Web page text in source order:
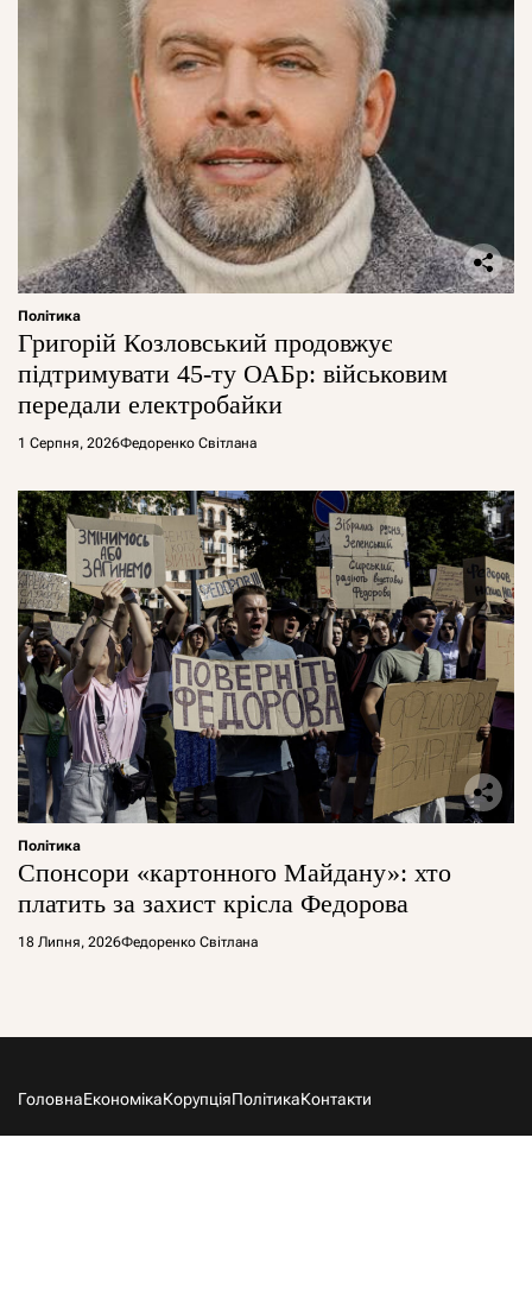
Політика
Григорій Козловський продовжує
підтримувати 45-ту ОАБр: військовим
передали електробайки
1 Серпня, 2026Федоренко Світлана
Політика
Спонсори «картонного Майдану»: хто
платить за захист крісла Федорова
18 Липня, 2026Федоренко Світлана
ГоловнаЕкономікаКорупціяПолітикаКонтакти